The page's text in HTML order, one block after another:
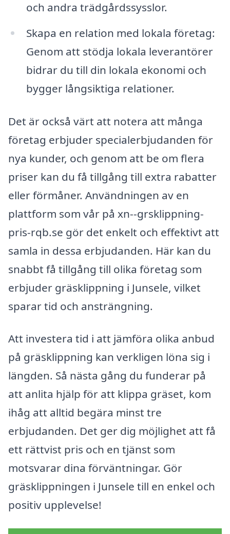
och andra trädgårdssysslor.
Skapa en relation med lokala företag:
Genom att stödja lokala leverantörer
bidrar du till din lokala ekonomi och
bygger långsiktiga relationer.
Det är också värt att notera att många
företag erbjuder specialerbjudanden för
nya kunder, och genom att be om flera
priser kan du få tillgång till extra rabatter
eller förmåner. Användningen av en
plattform som vår på xn--grsklippning-
pris-rqb.se gör det enkelt och effektivt att
samla in dessa erbjudanden. Här kan du
snabbt få tillgång till olika företag som
erbjuder gräsklippning i Junsele, vilket
sparar tid och ansträngning.
Att investera tid i att jämföra olika anbud
på gräsklippning kan verkligen löna sig i
längden. Så nästa gång du funderar på
att anlita hjälp för att klippa gräset, kom
ihåg att alltid begära minst tre
erbjudanden. Det ger dig möjlighet att få
ett rättvist pris och en tjänst som
motsvarar dina förväntningar. Gör
gräsklippningen i Junsele till en enkel och
positiv upplevelse!